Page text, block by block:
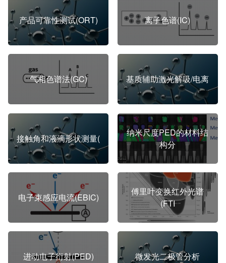
产品可靠性测试(ORT) 离子色谱(IC)
气相色谱法(GC) 基质辅助激光解吸/电离
接触角和液滴形状测量(
纳米尺度PED的材料结
构分
电子束感应电流(EBIC)
傅里叶变换红外光谱
(FTI
进动电子衍射(PED) 微发光二极管分析